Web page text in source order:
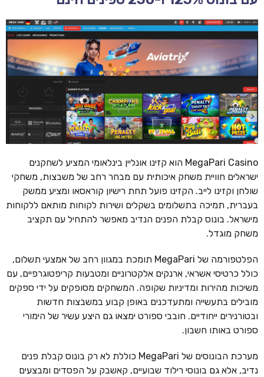
MegaPari Casino הוא קזינו אונליין בינלאומי המציע לשחקנים
ישראלים חוויית משחק איכותית עם מבחר רחב של משבצות, משחקי
שולחן וקזינו לייב. הקזינו פועל תחת רישיון קוראסאו ומציע ממשק
בעברית, תמיכה בתשלומים בשקלים ושירות לקוחות מותאם ללקוחות
מישראל. בונוס קבלת הפנים הנדיב מאפשר להתחיל עם תקציב
משחק מוגדל.
הפלטפורמה של MegaPari תומכת במגוון רחב של אמצעי תשלום,
כולל כרטיסי אשראי, ארנקים אלקטרוניים ומטבעות קריפטוגרפיים, עם
משיכות מהירות ומדיניות שקופה. המשחקים מסופקים על ידי ספקים
מובילים בתעשייה ומתעדכנים באופן קבוע במשבצות חדשות
ובטורנירים ייחודיים. חובבי ספורט ימצאו גם היצע עשיר של הימורי
ספורט באותו חשבון.
מערכת הבונוסים של MegaPari כוללת לא רק בונוס קבלת פנים
נדיב, אלא גם בונוסי רילוד שבועיים, קאשבק על הפסדים ומבצעים